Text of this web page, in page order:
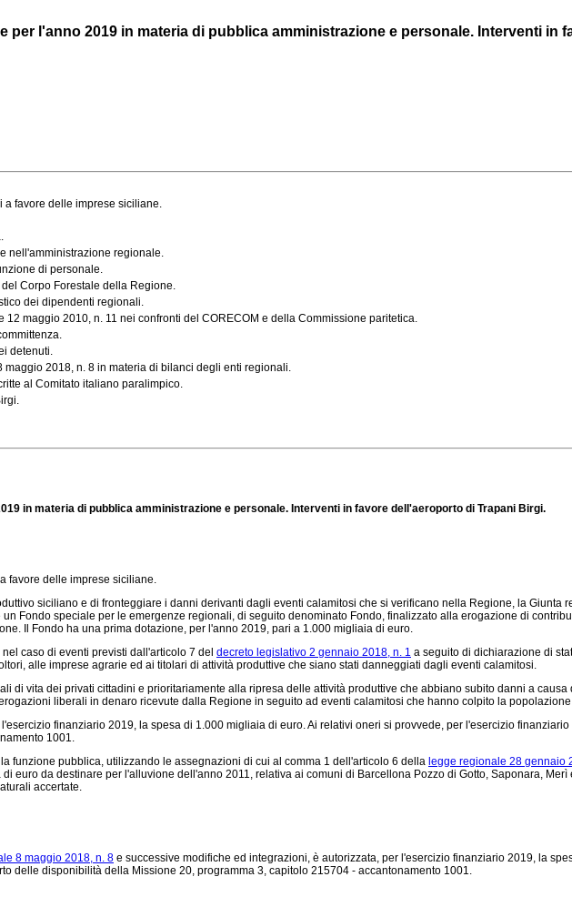
per l'anno 2019 in materia di pubblica amministrazione e personale. Interventi in
a favore delle imprese siciliane.
nell'amministrazione regionale.
di personale.
Corpo Forestale della Regione.
dei dipendenti regionali.
maggio 2010, n. 11 nei confronti del CORECOM e della Commissione paritetica.
detenuti.
2018, n. 8 in materia di bilanci degli enti regionali.
al Comitato italiano paralimpico.
in materia di pubblica amministrazione e personale. Interventi in favore dell'aeroporto di Trapani Birgi.
favore delle imprese siciliane.
siciliano e di fronteggiare i danni derivanti dagli eventi calamitosi che si verificano nella Regione, la Giunta
Fondo speciale per le emergenze regionali, di seguito denominato Fondo, finalizzato alla erogazione di
Il Fondo ha una prima dotazione, per l'anno 2019, pari a 1.000 migliaia di euro.
caso di eventi previsti dall'articolo 7 del decreto legislativo 2 gennaio 2018, n. 1 a seguito di dichiarazione di
alle imprese agrarie ed ai titolari di attività produttive che siano stati danneggiati dagli eventi calamitosi.
di vita dei privati cittadini e prioritariamente alla ripresa delle attività produttive che abbiano subito danni a
liberali in denaro ricevute dalla Regione in seguito ad eventi calamitosi che hanno colpito la
finanziario 2019, la spesa di 1.000 migliaia di euro. Ai relativi oneri si provvede, per l'esercizio
1001.
funzione pubblica, utilizzando le assegnazioni di cui al comma 1 dell'articolo 6 della legge regionale 28 gennaio
euro da destinare per l'alluvione dell'anno 2011, relativa ai comuni di Barcellona Pozzo di Gotto, Saponara,
accertate.
8 maggio 2018, n. 8 e successive modifiche ed integrazioni, è autorizzata, per l'esercizio finanziario 2019, la
delle disponibilità della Missione 20, programma 3, capitolo 215704 - accantonamento 1001.